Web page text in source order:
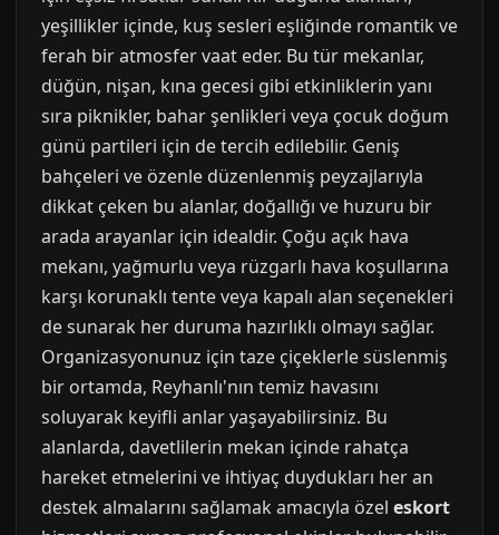
yeşillikler içinde, kuş sesleri eşliğinde romantik ve
ferah bir atmosfer vaat eder. Bu tür mekanlar,
düğün, nişan, kına gecesi gibi etkinliklerin yanı
sıra piknikler, bahar şenlikleri veya çocuk doğum
günü partileri için de tercih edilebilir. Geniş
bahçeleri ve özenle düzenlenmiş peyzajlarıyla
dikkat çeken bu alanlar, doğallığı ve huzuru bir
arada arayanlar için idealdir. Çoğu açık hava
mekanı, yağmurlu veya rüzgarlı hava koşullarına
karşı korunaklı tente veya kapalı alan seçenekleri
de sunarak her duruma hazırlıklı olmayı sağlar.
Organizasyonunuz için taze çiçeklerle süslenmiş
bir ortamda, Reyhanlı'nın temiz havasını
soluyarak keyifli anlar yaşayabilirsiniz. Bu
alanlarda, davetlilerin mekan içinde rahatça
hareket etmelerini ve ihtiyaç duydukları her an
destek almalarını sağlamak amacıyla özel eskort